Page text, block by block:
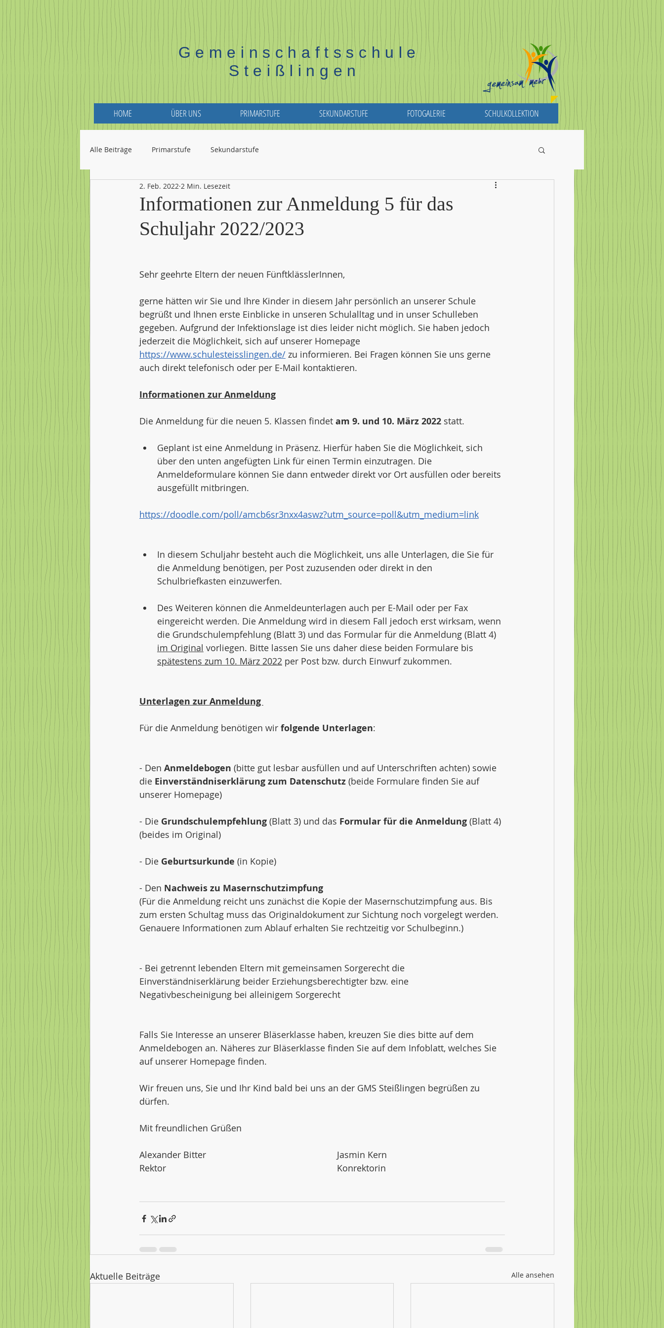
Gemeinschaftsschule
Steißlingen
HOME ÜBER UNS PRIMARSTUFE SEKUNDARSTUFE FOTOGALERIE SCHULKOLLEKTION
Alle Beiträge Primarstufe Sekundarstufe
Informationen zur Anmeldung 5 für das
Schuljahr 2022/2023
2. Feb. 2022 2 Min. Lesezeit
Sehr geehrte Eltern der neuen FünftklässlerInnen,
gerne hätten wir Sie und Ihre Kinder in diesem Jahr persönlich an unserer Schule
begrüßt und Ihnen erste Einblicke in unseren Schulalltag und in unser Schulleben
gegeben. Aufgrund der Infektionslage ist dies leider nicht möglich. Sie haben jedoch
jederzeit die Möglichkeit, sich auf unserer Homepage
https://www.schulesteisslingen.de/ zu informieren. Bei Fragen können Sie uns gerne
auch direkt telefonisch oder per E-Mail kontaktieren.
Informationen zur Anmeldung
Die Anmeldung für die neuen 5. Klassen findet am 9. und 10. März 2022 statt.
Geplant ist eine Anmeldung in Präsenz. Hierfür haben Sie die Möglichkeit, sich
über den unten angefügten Link für einen Termin einzutragen. Die
Anmeldeformulare können Sie dann entweder direkt vor Ort ausfüllen oder bereits
ausgefüllt mitbringen.
https://doodle.com/poll/amcb6sr3nxx4aswz?utm_source=poll&utm_medium=link
In diesem Schuljahr besteht auch die Möglichkeit, uns alle Unterlagen, die Sie für
die Anmeldung benötigen, per Post zuzusenden oder direkt in den
Schulbriefkasten einzuwerfen.
Des Weiteren können die Anmeldeunterlagen auch per E-Mail oder per Fax
eingereicht werden. Die Anmeldung wird in diesem Fall jedoch erst wirksam, wenn
die Grundschulempfehlung (Blatt 3) und das Formular für die Anmeldung (Blatt 4)
im Original vorliegen. Bitte lassen Sie uns daher diese beiden Formulare bis
spätestens zum 10. März 2022 per Post bzw. durch Einwurf zukommen.
Unterlagen zur Anmeldung
Für die Anmeldung benötigen wir folgende Unterlagen:
- Den Anmeldebogen (bitte gut lesbar ausfüllen und auf Unterschriften achten) sowie
die Einverständniserklärung zum Datenschutz (beide Formulare finden Sie auf
unserer Homepage)
- Die Grundschulempfehlung (Blatt 3) und das Formular für die Anmeldung (Blatt 4)
(beides im Original)
- Die Geburtsurkunde (in Kopie)
- Den Nachweis zu Masernschutzimpfung
(Für die Anmeldung reicht uns zunächst die Kopie der Masernschutzimpfung aus. Bis
zum ersten Schultag muss das Originaldokument zur Sichtung noch vorgelegt werden.
Genauere Informationen zum Ablauf erhalten Sie rechtzeitig vor Schulbeginn.)
- Bei getrennt lebenden Eltern mit gemeinsamen Sorgerecht die
Einverständniserklärung beider Erziehungsberechtigter bzw. eine
Negativbescheinigung bei alleinigem Sorgerecht
Falls Sie Interesse an unserer Bläserklasse haben, kreuzen Sie dies bitte auf dem
Anmeldebogen an. Näheres zur Bläserklasse finden Sie auf dem Infoblatt, welches Sie
auf unserer Homepage finden.
Wir freuen uns, Sie und Ihr Kind bald bei uns an der GMS Steißlingen begrüßen zu
dürfen.
Mit freundlichen Grüßen
Alexander Bitter							Jasmin Kern
Rektor									Konrektorin
Aktuelle Beiträge Alle ansehen